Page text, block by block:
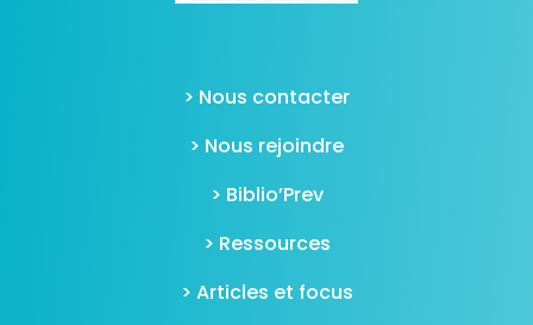
> Nous contacter
> Nous rejoindre
> Biblio’Prev
> Ressources
> Articles et focus